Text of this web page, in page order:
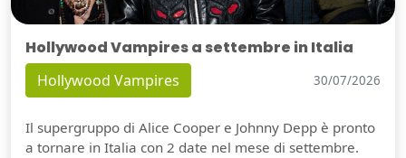
Hollywood Vampires a settembre in Italia
Hollywood Vampires 30/07/2026
Il supergruppo di Alice Cooper e Johnny Depp è pronto
a tornare in Italia con 2 date nel mese di settembre.